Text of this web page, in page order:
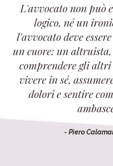
L'avvocato non può
logico, né un
l'avvocato deve
un cuore: un altruista,
comprendere gli
vivere in sé,
dolori e sentire
- Piero